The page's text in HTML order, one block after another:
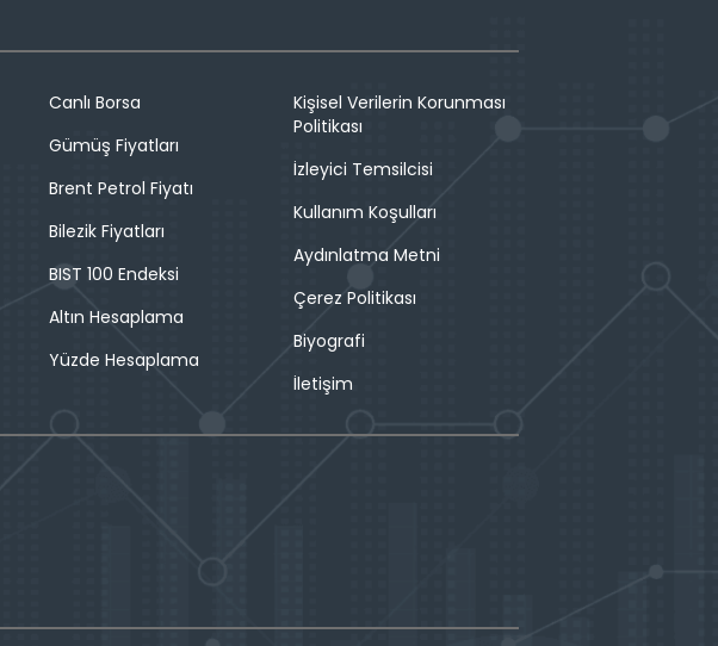
Canlı Borsa
Gümüş Fiyatları
Brent Petrol Fiyatı
Bilezik Fiyatları
BIST 100 Endeksi
Altın Hesaplama
Yüzde Hesaplama
Kişisel Verilerin Korunması
Politikası
İzleyici Temsilcisi
Kullanım Koşulları
Aydınlatma Metni
Çerez Politikası
Biyografi
İletişim